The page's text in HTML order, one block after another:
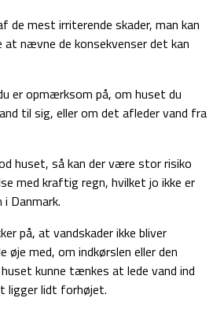
de mest irriterende skader, man kan
nævne de konsekvenser det kan
er opmærksom på, om huset du
til sig, eller om det afleder vand fra
huset, så kan der være stor risiko
med kraftig regn, hvilket jo ikke er
Danmark.
på, at vandskader ikke bliver
øje med, om indkørslen eller den
kunne tænkes at lede vand ind
ligger lidt forhøjet.